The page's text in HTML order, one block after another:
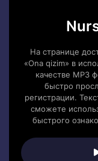
На странице
«Ona qizim» в
качестве MP3
быстро
регистрации.
сможете
быстрого